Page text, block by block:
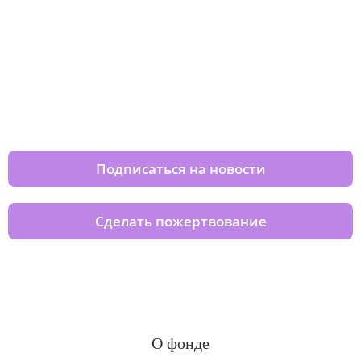
Подписаться на новости
Сделать пожертвование
О фонде